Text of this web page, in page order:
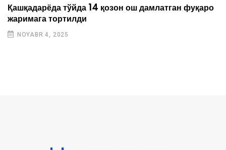
Қашқадарёда тўйда 14 қозон ош дамлатган фуқаро
жаримага тортилди
NOYABR 4, 2025